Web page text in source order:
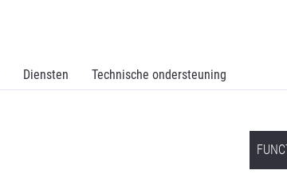
Diensten Technische ondersteuning